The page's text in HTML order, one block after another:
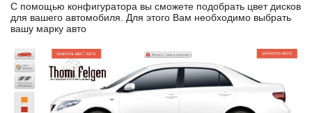
С помощью конфигуратора вы сможете подобрать цвет дисков
для вашего автомобиля. Для этого Вам необходимо выбрать
вашу марку авто